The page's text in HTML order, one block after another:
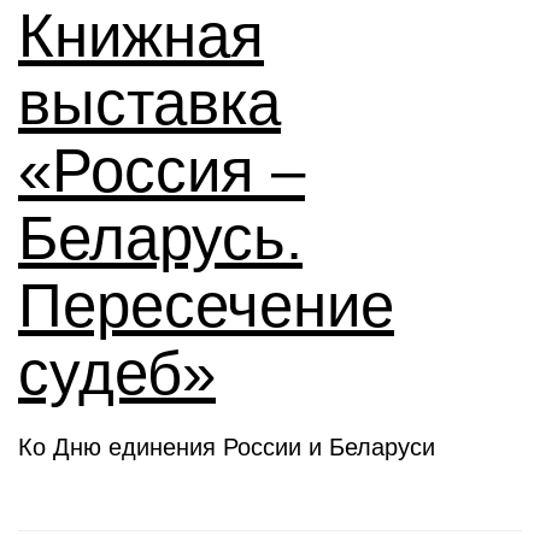
Книжная
выставка
«Россия –
Беларусь.
Пересечение
судеб»
Ко Дню единения России и Беларуси